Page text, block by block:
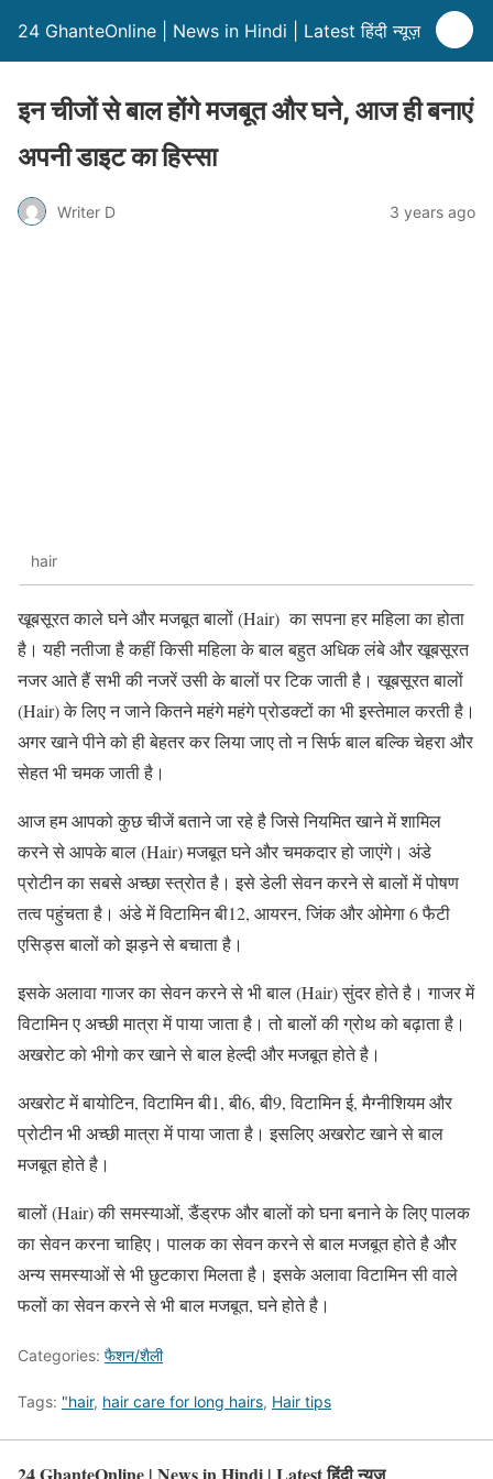
24 GhanteOnline | News in Hindi | Latest हिंदी न्यूज़
इन चीजों से बाल होंगे मजबूत और घने, आज ही बनाएं
अपनी डाइट का हिस्सा
Writer D 3 years ago
hair
खूबसूरत काले घने और मजबूत बालों (Hair) का सपना हर महिला का होता
है। यही नतीजा है कहीं किसी महिला के बाल बहुत अधिक लंबे और खूबसूरत
नजर आते हैं सभी की नजरें उसी के बालों पर टिक जाती है। खूबसूरत बालों
(Hair) के लिए न जाने कितने महंगे महंगे प्रोडक्टों का भी इस्तेमाल करती है।
अगर खाने पीने को ही बेहतर कर लिया जाए तो न सिर्फ बाल बल्कि चेहरा और
सेहत भी चमक जाती है।
आज हम आपको कुछ चीजें बताने जा रहे है जिसे नियमित खाने में शामिल
करने से आपके बाल (Hair) मजबूत घने और चमकदार हो जाएंगे। अंडे
प्रोटीन का सबसे अच्छा स्त्रोत है। इसे डेली सेवन करने से बालों में पोषण
तत्व पहुंचता है। अंडे में विटामिन बी12, आयरन, जिंक और ओमेगा 6 फैटी
एसिड्स बालों को झड़ने से बचाता है।
इसके अलावा गाजर का सेवन करने से भी बाल (Hair) सुंदर होते है। गाजर में
विटामिन ए अच्छी मात्रा में पाया जाता है। तो बालों की ग्रोथ को बढ़ाता है।
अखरोट को भीगो कर खाने से बाल हेल्दी और मजबूत होते है।
अखरोट में बायोटिन, विटामिन बी1, बी6, बी9, विटामिन ई, मैग्नीशियम और
प्रोटीन भी अच्छी मात्रा में पाया जाता है। इसलिए अखरोट खाने से बाल
मजबूत होते है।
बालों (Hair) की समस्याओं, डैंड्रफ और बालों को घना बनाने के लिए पालक
का सेवन करना चाहिए। पालक का सेवन करने से बाल मजबूत होते है और
अन्य समस्याओं से भी छुटकारा मिलता है। इसके अलावा विटामिन सी वाले
फलों का सेवन करने से भी बाल मजबूत, घने होते है।
Categories: फैशन/शैली
Tags: "hair, hair care for long hairs, Hair tips
24 GhanteOnline | News in Hindi | Latest हिंदी न्यूज़